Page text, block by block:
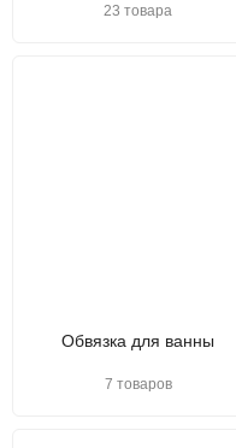
23 товара
Обвязка для ванны
7 товаров